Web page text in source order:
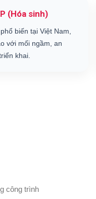
(Hóa sinh)
biến tại Việt Nam,
với mối ngầm, an
khai.
công trình